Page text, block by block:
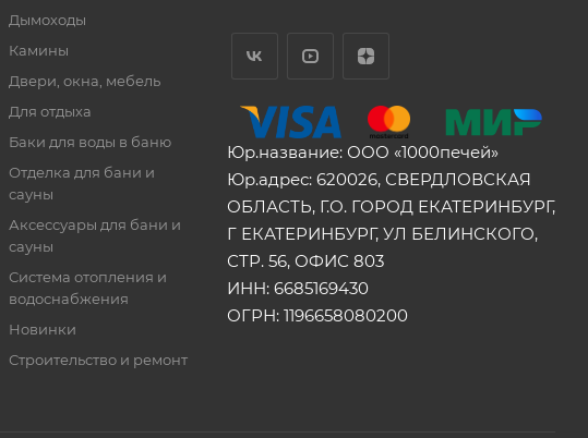
Дымоходы
Камины
Двери, окна, мебель
Для отдыха
Баки для воды в баню
Отделка для бани и
сауны
Аксессуары для бани и
сауны
Система отопления и
водоснабжения
Новинки
Строительство и ремонт
Юр.название: ООО «1000печей»
Юр.адрес: 620026, СВЕРДЛОВСКАЯ
ОБЛАСТЬ, Г.О. ГОРОД ЕКАТЕРИНБУРГ,
Г ЕКАТЕРИНБУРГ, УЛ БЕЛИНСКОГО,
СТР. 56, ОФИС 803
ИНН: 6685169430
ОГРН: 1196658080200